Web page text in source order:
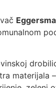
materijala